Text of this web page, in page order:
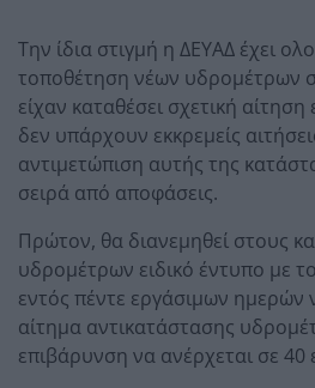
Την ίδια στιγμή η ΔΕΥΑΔ έχει
τοποθέτηση νέων υδρομέτρων
είχαν καταθέσει σχετική
δεν υπάρχουν εκκρεμείς
αντιμετώπιση αυτής της
σειρά από αποφάσεις.
Πρώτον, θα διανεμηθεί στους
υδρομέτρων ειδικό έντυπο με
εντός πέντε εργάσιμων
αίτημα αντικατάστασης
επιβάρυνση να ανέρχεται σε 40